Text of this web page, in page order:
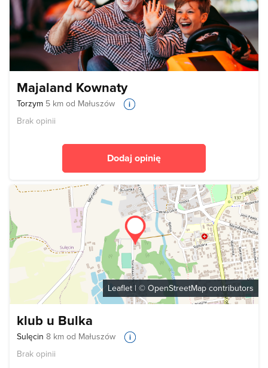
Majaland Kownaty
Torzym 5 km od Małuszów
Brak opinii
Dodaj opinię
Leaflet| © OpenStreetMap contributors
klub u Bulka
Sulęcin 8 km od Małuszów
Brak opinii